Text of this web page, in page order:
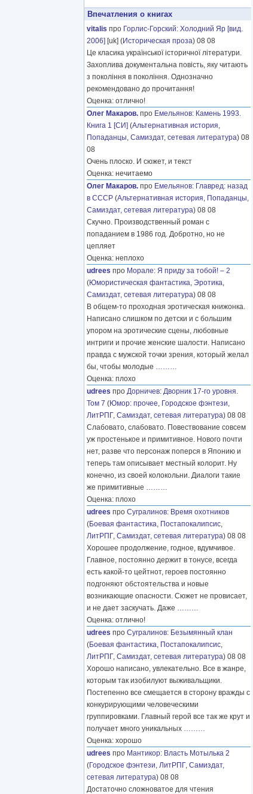
Впечатления о книгах
vitalis про Горлис-Горский: Холодний Яр [вид.
2006] [uk] (Историческая проза) 08 08
Це класика української історичної літератури.
Захоплива документальна повість, яку читають
з покоління в покоління. Однозначно
рекомендовано до прочитання!
Оценка: отлично!
Олег Макаров. про Емельянов: Камень 1993.
Книга 1 [СИ] (Альтернативная история,
Попаданцы, Самиздат, сетевая литература) 08
08
Очень плоско. И сюжет, и текст
Оценка: нечитаемо
Олег Макаров. про Емельянов: Главред: назад
в СССР (Альтернативная история, Попаданцы,
Самиздат, сетевая литература) 08 08
Скучно. Производственный роман с
попаданием в 1986 год. Добротно, но не
цепляет
Оценка: неплохо
udrees про Морале: Я приду за тобой! – 2
(Юмористическая фантастика, Эротика,
Самиздат, сетевая литература) 08 08
В общем-то проходная эротическая книжонка.
Написано слишком по детски и с большим
упором на эротические сцены, любовные
интриги и прочие женские шалости. Написано
правда с мужской точки зрения, который желал
бы, чтобы молодые ………
Оценка: плохо
udrees про Дорничев: Дворник 17-го уровня.
Том 7 (Юмор: прочее, Городское фэнтези,
ЛитРПГ, Самиздат, сетевая литература) 08 08
Слабовато, слабовато. Повествование совсем
уж простенькое и примитивное. Нового почти
нет, разве что персонаж поперся в Японию и
теперь там описывает местный колорит. Ну
конечно, из своей колокольни. Диалоги такие
же примитивные ………
Оценка: плохо
udrees про Сугралинов: Время охотников
(Боевая фантастика, Постапокалипсис,
ЛитРПГ, Самиздат, сетевая литература) 08 08
Хорошее продолжение, годное, вдумчивое.
Главное, постоянно держит в тонусе, всегда
есть какой-то цейтнот, героев постоянно
подгоняют обстоятельства и новые
возникающие опасности. Сюжет не провисает,
и не дает заскучать. Даже ………
Оценка: отлично!
udrees про Сугралинов: Безымянный клан
(Боевая фантастика, Постапокалипсис,
ЛитРПГ, Самиздат, сетевая литература) 08 08
Хорошо написано, увлекательно. Все в жанре,
которым так изобилуют выживальщики.
Постепенно все смещается в сторону вражды с
конкурирующими человеческими
группировками. Главный герой все так же крут и
получает много уникальных ………
Оценка: хорошо
udrees про Мантикор: Власть Мотылька 2
(Городское фэнтези, ЛитРПГ, Самиздат,
сетевая литература) 08 08
Достаточно сложноватое для чтения